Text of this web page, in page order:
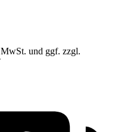
und ggf. zzgl.